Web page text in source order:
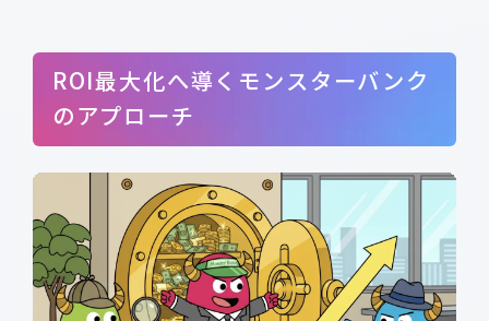
ROI最大化へ導くモンスターバンク
のアプローチ